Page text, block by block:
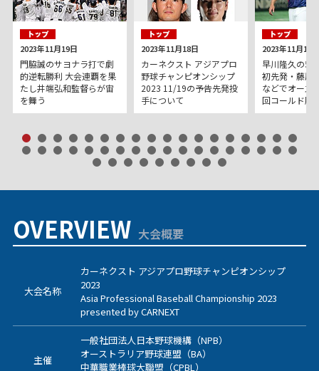
2023年11月19日
門脇誠のサヨナラ打で劇
的逆転勝利 大会連覇を果
たし井端弘和監督らが宙
を舞う
2023年11月18日
カーネクスト アジアプロ
野球チャンピオンシップ
2023 11/19の予告先発投
手について
2023年11月18日
早川隆久の5
初先発・藤原
などでオース
回コールド勝
OVERVIEW 大会概要
大会名称
カーネクスト アジアプロ野球チャンピオンシップ
2023
Asia Professional Baseball Championship 2023
presented by CARNEXT
主催
一般社団法人日本野球機構（NPB）
オーストラリア野球連盟（BA）
中華職業棒球大聯盟（CPBL）